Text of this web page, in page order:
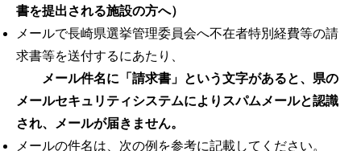
書を提出される施設の方へ）
メールで長崎県選挙管理委員会へ不在者特別経費等の請
求書等を送付するにあたり、
メール件名に「請求書」という文字があると、県の
メールセキュリティシステムによりスパムメールと認識
され、メールが届きません。
メールの件名は、次の例を参考に記載してください。